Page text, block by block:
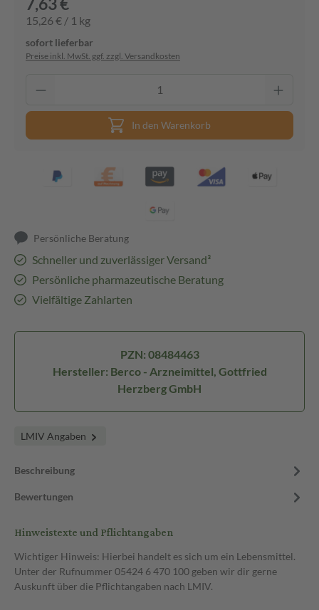
15,26 € / 1 kg
sofort lieferbar
Preise inkl. MwSt. ggf. zzgl. Versandkosten
In den Warenkorb
Persönliche Beratung
Schneller und zuverlässiger Versand³
Persönliche pharmazeutische Beratung
Vielfältige Zahlarten
PZN: 08484463
Hersteller: Berco - Arzneimittel, Gottfried
Herzberg GmbH
LMIV Angaben
Beschreibung
Bewertungen
Hinweistexte und Pflichtangaben
Wichtiger Hinweis: Hierbei handelt es sich um ein Lebensmittel.
Unter der Rufnummer 05424 6 470 100 geben wir dir gerne
Auskunft über die Pflichtangaben nach LMIV.